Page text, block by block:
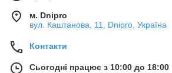
м. Dnipro
вул. Каштанова, 11, Dnipro, Україна
Контакти
Сьогодні працює з 10:00 до 18:00